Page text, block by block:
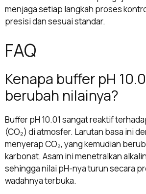
menjaga setiap langkah proses
presisi dan sesuai standar.
FAQ
Kenapa buffer pH
berubah nilainya?
Buffer pH 10.01 sangat reaktif
(CO₂) di atmosfer. Larutan basa ini
menyerap CO₂, yang kemudian
karbonat. Asam ini menetralkan
sehingga nilai pH-nya turun secara
wadahnya terbuka.